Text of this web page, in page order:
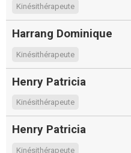
Kinésithérapeute
Harrang Dominique
Kinésithérapeute
Henry Patricia
Kinésithérapeute
Henry Patricia
Kinésithérapeute